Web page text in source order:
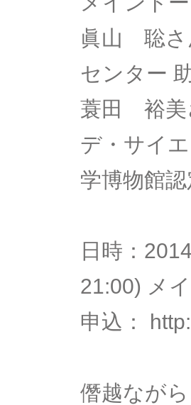
眞山 聡さ
センター
蓑田 裕美
デ・サイ
学博物館
日時：
21:00) メ
申込：
僭越なが